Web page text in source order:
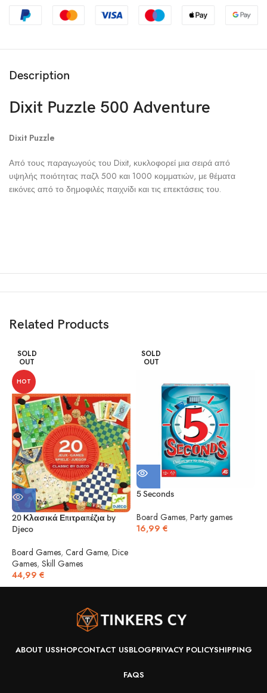
Description
Dixit Puzzle 500 Adventure
Dixit Puzzle
Από τους παραγωγούς του Dixit, κυκλοφορεί μια σειρά από
υψηλής ποιότητας παζλ 500 και 1000 κομματιών, με θέματα
εικόνες από το δημοφιλές παιχνίδι και τις επεκτάσεις του.
Related Products
SOLD
OUT
HOT
20 Κλασικά Επιτραπέζια by
Djeco
Board Games, Card Game, Dice
Games, Skill Games
44,99 €
SOLD
OUT
5 Seconds
Board Games, Party games
16,99 €
ABOUT USSHOPCONTACT USBLOGPRIVACY POLICYSHIPPING
FAQS